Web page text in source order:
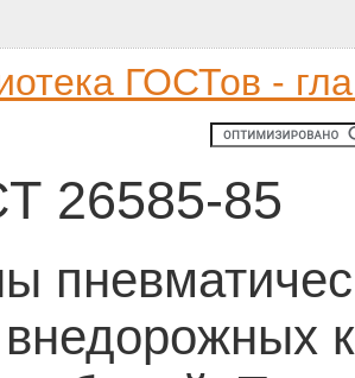
ГОСТов -
26585-85